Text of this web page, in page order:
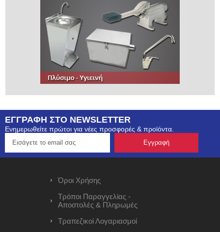
ΕΓΓΡΑΦΗ ΣΤΟ NEWSLETTER
Ενημερωθείτε πρώτοι για νέες προσφορές & προϊόντα.
Όροι Χρήσης
Τρόποι Παραγγελίας -
Αποστολές & Πληρωμές
Τραπεζικοί Λογαριασμοί